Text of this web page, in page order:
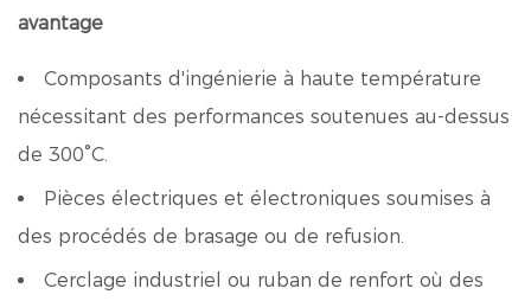
avantage
Composants d'ingénierie à haute température
nécessitant des performances soutenues au-dessus
de 300°C.
Pièces électriques et électroniques soumises à
des procédés de brasage ou de refusion.
Cerclage industriel ou ruban de renfort où des